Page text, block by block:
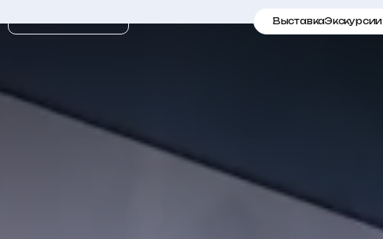
ВыставкаЭкскурсии